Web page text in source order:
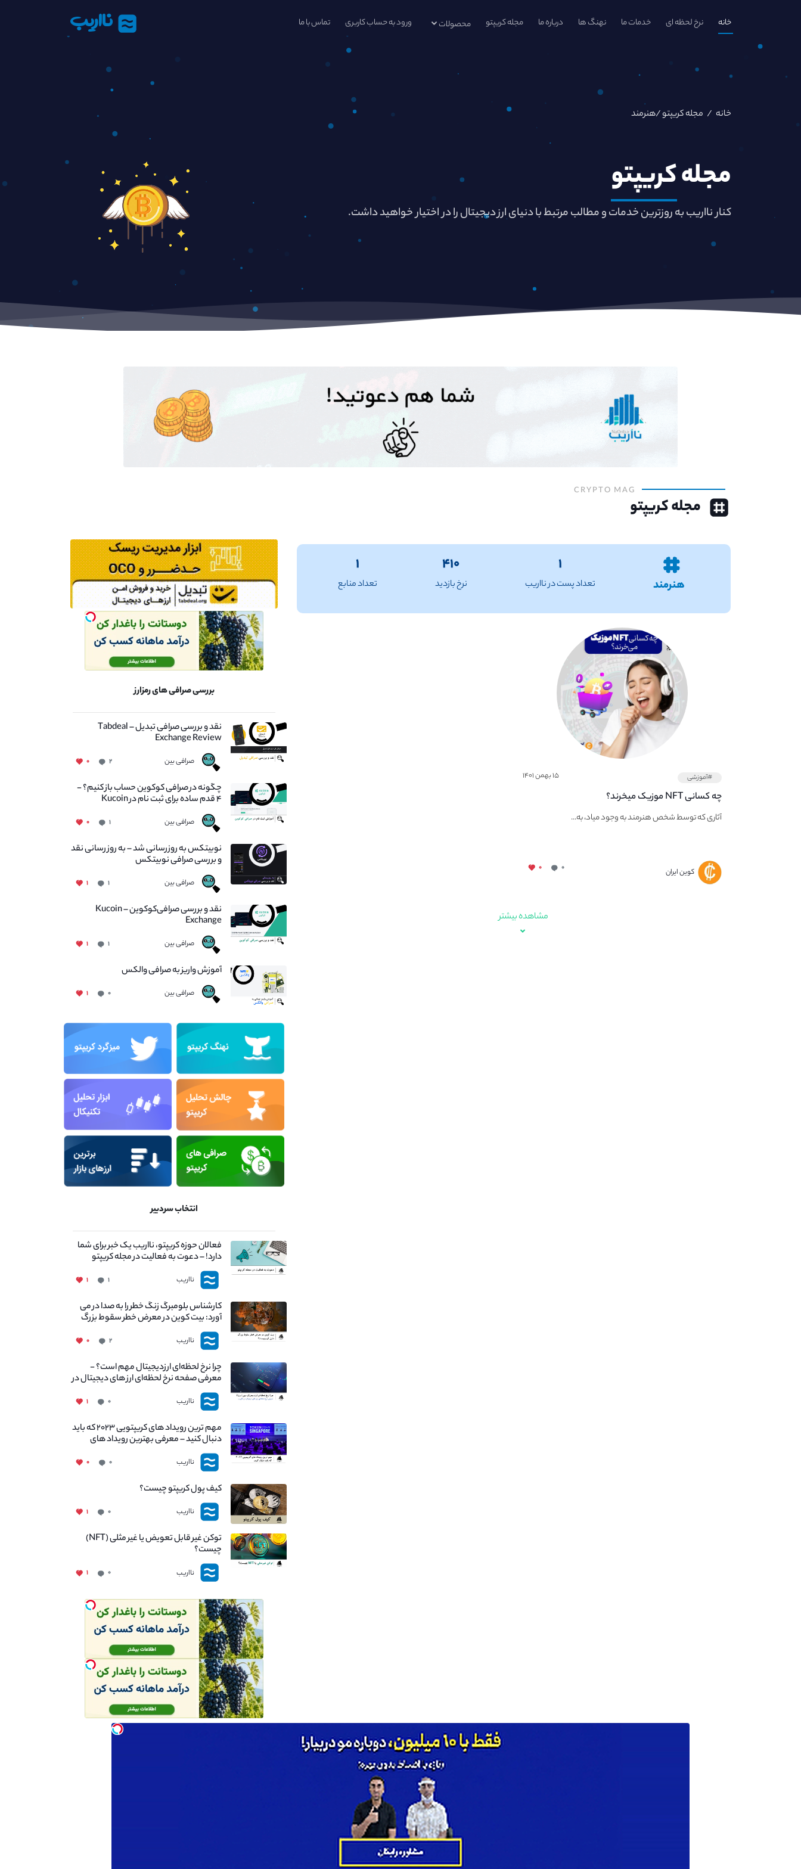
خانه نرخ لحظه ای خدمات ما نهنگ ها درباره ما مجله کریپتو محصولات ورود به حساب کاربری تماس با ما نااریب
خانه / مجله کریپتو/هنرمند
مجلهکریپتو
کنار نااریب به روزترین خدمات و مطالب مرتبط با دنیای ارز دیجیتال را در اختیار خواهید داشت.
CRYPTO MAG
مجله کریپتو
هنرمند
۱
تعداد پست در نااریب
۴۱۰
نرخ بازدید
۱
تعداد منابع
#آموزشی ۱۵ بهمن ۱۴۰۱
چه کسانی NFT موزیک میخرند؟
آثاری که توسط شخص هنرمند به وجود میاد، به...
کوین ایران ۰ ۰
مشاهده بیشتر
بررسی صرافی های رمزارز
نقد و بررسی صرافی تبدیل – Tabdeal
Exchange Review
صرافی بین ۲ ۰
چگونه در صرافی کوکوین حساب باز کنیم؟ -
۴ قدم ساده برای ثبت نام در Kucoin
صرافی بین ۱ ۰
نوبیتکس به روزرسانی شد – به روز رسانی نقد
و بررسی صرافی نوبیتکس
صرافی بین ۱ ۱
نقد و بررسی صرافی‌کوکوین – Kucoin
Exchange
صرافی بین ۱ ۱
آموزش واریز به صرافی والکس
صرافی بین ۰ ۱
انتخاب سردبیر
فعالان حوزه کریپتو، نااریب یک خبر برای شما
دارد! – دعوت به فعالیت در مجله کریپتو
نااریب ۱ ۱
کارشناس بلومبرگ زنگ خطر را به صدا در می
آورد: بیت کوین در معرض خطر سقوط بزرگ
است - دلیل آن چیست؟
نااریب ۲ ۰
چرا نرخ لحظه‌ای ارزدیجیتال مهم است؟ -
معرفی صفحه نرخ لحظه‌ای ارز های دیجیتال در
نااریب
نااریب ۰ ۱
مهم ترین رویداد های کریپتویی ۲۰۲۳ که باید
دنبال کنید – معرفی بهترین رویداد های
جهانی
نااریب ۰ ۰
کیف پول کریپتو چیست؟
نااریب ۰ ۱
توکن غیر قابل تعویض یا غیر مثلی (NFT)
چیست؟
نااریب ۰ ۱